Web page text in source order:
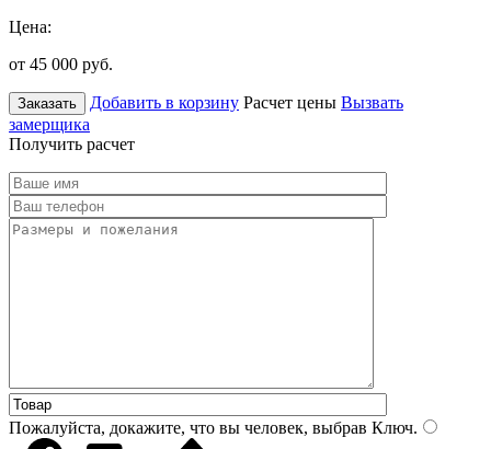
Цена:
от 45 000 руб.
Заказать Добавить в корзину Расчет цены Вызвать
замерщика
Получить расчет
Пожалуйста, докажите, что вы человек, выбрав Ключ.